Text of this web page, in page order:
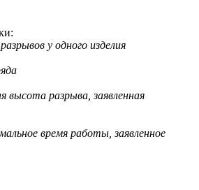
у одного изделия
высота разрыва, заявленная
время работы, заявленное